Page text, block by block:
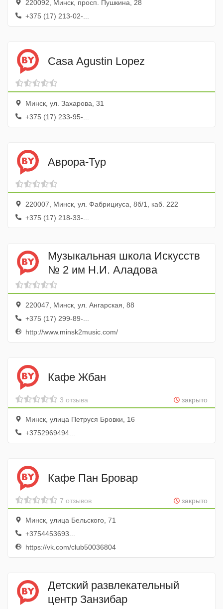
220092, Минск, просп. Пушкина, 28
+375 (17) 213-02-...
Casa Agustin Lopez
Минск, ул. Захарова, 31
+375 (17) 233-95-...
Аврора-Тур
220007, Минск, ул. Фабрициуса, 8б/1, каб. 222
+375 (17) 218-33-...
Музыкальная школа Искусств
№ 2 им Н.И. Аладова
220047, Минск, ул. Ангарская, 88
+375 (17) 299-89-...
http://www.minsk2music.com/
Кафе Жбан
закрыто
3 отзыва
Минск, улица Петруся Бровки, 16
+3752969494...
Кафе Пан Бровар
закрыто
7 отзывов
Минск, улица Бельского, 71
+3754453693...
https://vk.com/club50036804
Детский развлекательный
центр Занзибар